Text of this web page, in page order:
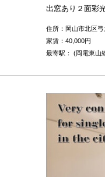
出窓あり２面彩
住所：岡山市北区
家賃： 40,000円
最寄駅： (岡電東山